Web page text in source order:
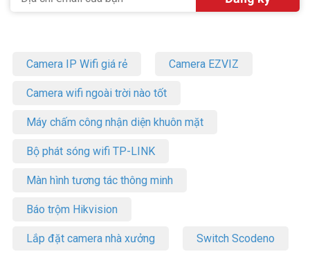
Camera IP Wifi giá rẻ Camera EZVIZ
Camera wifi ngoài trời nào tốt
Máy chấm công nhận diện khuôn mặt
Bộ phát sóng wifi TP-LINK
Màn hình tương tác thông minh
Báo trộm Hikvision
Lắp đặt camera nhà xưởng Switch Scodeno